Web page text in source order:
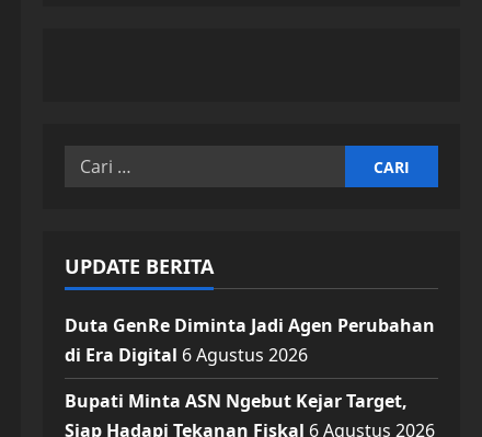
Cari
UPDATE BERITA
Duta GenRe Diminta Jadi Agen Perubahan
di Era Digital 6 Agustus 2026
Bupati Minta ASN Ngebut Kejar Target,
Siap Hadapi Tekanan Fiskal 6 Agustus 2026